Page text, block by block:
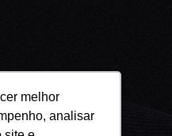
melhor
analisar